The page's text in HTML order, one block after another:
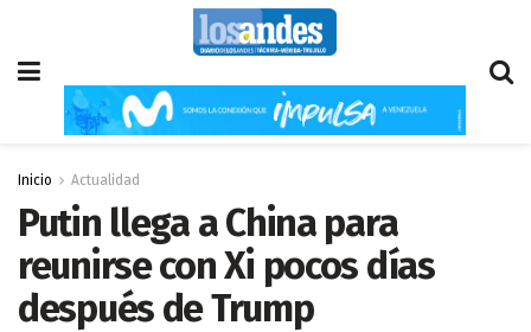
Inicio Actualidad
Putin llega a China para
reunirse con Xi pocos días
después de Trump